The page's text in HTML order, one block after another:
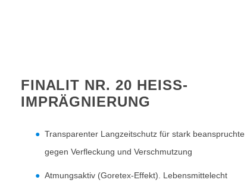
FINALIT NR. 20 HEISS-I
MPRÄGNIERUNG
Transparenter Langzeitschutz für stark beanspruchte
gegen Verfleckung und Verschmutzung
Atmungsaktiv (Goretex-Effekt). Lebensmittelecht